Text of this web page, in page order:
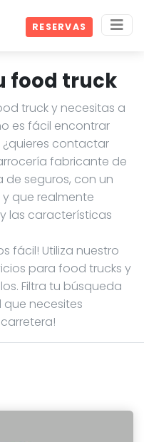
RESERVAS
food truck
truck y necesitas a
es fácil encontrar
¿quieres contactar
fabricante de
seguros, con un
que realmente
las características
fácil! Utiliza nuestro
para food trucks y
Filtra tu búsqueda
necesites